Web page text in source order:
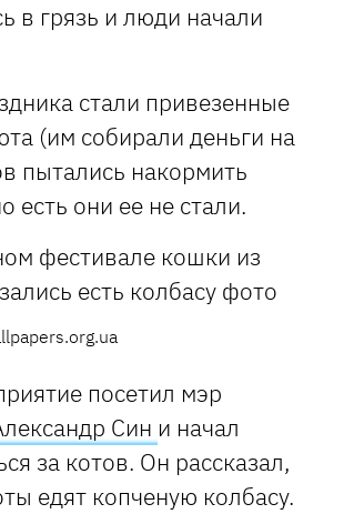
в грязь и люди начали
стали привезенные
(им собирали деньги на
пытались накормить
есть они ее не стали.
посетил мэр
Син и начал
за котов. Он рассказал,
едят копченую колбасу.